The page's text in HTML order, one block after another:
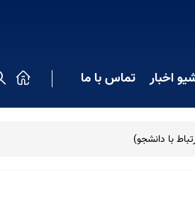
اخبار تماس با ما
با دانشجو)